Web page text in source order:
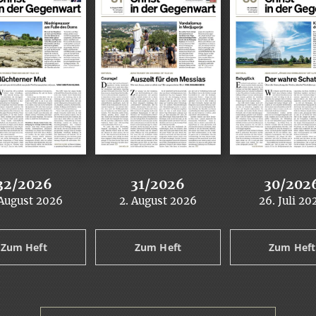
2026
: 2026
Zum Heft
31/2026
:
2. August 2026
Zum Heft
30/
:
26. Juli
Zum Heft